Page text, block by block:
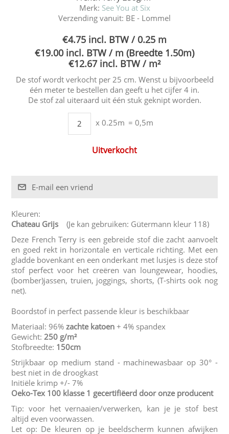
Merk: See You at Six
Verzending vanuit: BE - Lommel
€4.75 incl. BTW / 0.25 m
€19.00 incl. BTW / m (Breedte 1.50m)
€12.67 incl. BTW / m²
De stof wordt verkocht per 25 cm. Wenst u bijvoorbeeld
één meter te bestellen dan geeft u het cijfer 4 in.
De stof zal uiteraard uit één stuk geknipt worden.
x 0.25m = 0,5m
Uitverkocht
Kleuren:
Chateau Grijs (Je kan gebruiken: Gütermann kleur 118)
Deze French Terry is een gebreide stof die zacht aanvoelt
en goed rekt in horizontale en verticale richting. Met een
gladde bovenkant en een onderkant met lusjes is deze stof
stof perfect voor het creëren van loungewear, hoodies,
(bomber)jassen, truien, joggings, shorts, (T-shirts ook nog
net).
Boordstof in perfect passende kleur is beschikbaar
Materiaal: 96%zachte katoen + 4% spandex
Gewicht: 250 g/m²
Stofbreedte: 150cm
Strijkbaar op medium stand - machinewasbaar op 30° -
best niet in de droogkast
Initiële krimp +/- 7%
Oeko-Tex 100 klasse 1 gecertifiëerd door onze producent
Tip: voor het vernaaien/verwerken, kan je je stof best
altijd even voorwassen.
Let op: De kleuren op je beeldscherm kunnen afwijken